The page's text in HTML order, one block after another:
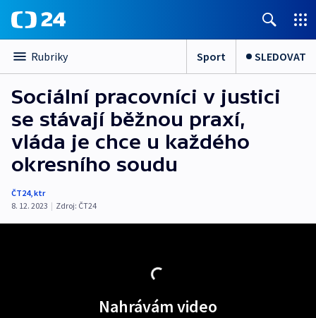
Rubriky Sport SLEDOVAT
Sociální pracovníci v justici
se stávají běžnou praxí,
vláda je chce u každého
okresního soudu
ČT24,ktr
8. 12. 2023 | Zdroj: ČT24
Nahrávám video